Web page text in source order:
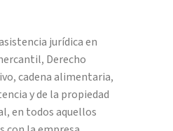
jurídica en
Derecho
cadena alimentaria,
y de la propiedad
en todos aquellos